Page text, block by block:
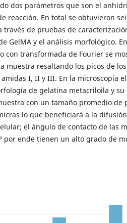
dos parámetros que son el
reacción. En total se obtuvieron
de pruebas de
GelMA y el análisis morfológico.
con transformada de Fourier se
muestra resaltando los picos de
I, II y III. En la microscopía
de gelatina metacriloila y su
con un tamaño promedio de
lo que beneficiará a la
el ángulo de contacto de las
por ende tienen un alto grado de